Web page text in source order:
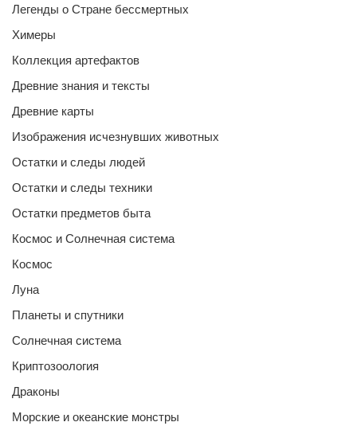
Легенды о Стране бессмертных
Химеры
Коллекция артефактов
Древние знания и тексты
Древние карты
Изображения исчезнувших животных
Остатки и следы людей
Остатки и следы техники
Остатки предметов быта
Космос и Солнечная система
Космос
Луна
Планеты и спутники
Солнечная система
Криптозоология
Драконы
Морские и океанские монстры